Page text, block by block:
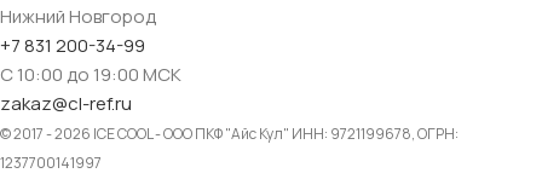
Нижний Новгород
+7 831 200-34-99
С 10:00 до 19:00 МСК
zakaz@cl-ref.ru
© 2017 - 2026 ICE COOL - ООО ПКФ "Айс Кул" ИНН: 9721199678, ОГРН:
1237700141997